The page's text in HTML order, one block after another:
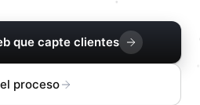
que capte clientes
proceso